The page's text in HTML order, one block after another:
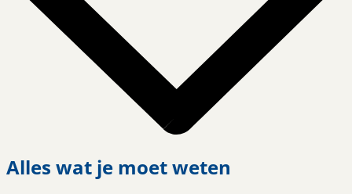
Alles wat je moet weten